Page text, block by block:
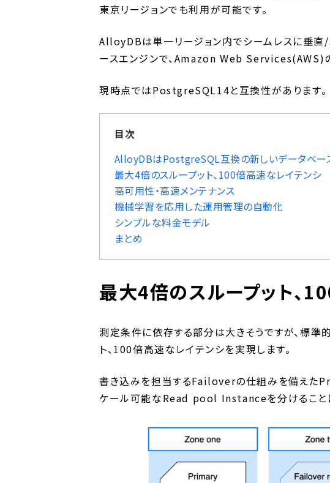
東京リージョンでも利用が可能です。
AlloyDBは単一リージョン内でシームレスに垂
ースエンジンで、Amazon Web Services(AWS)
現時点ではPostgreSQL14と互換性があります。
目次
AlloyDBはPostgreSQL互換の新しいデータベー
最大4倍のスループット、100倍高速なレイテンシ
高可用性・高速メンテナンス
機械学習を応用した運用管理の自動化
シンプルな料金モデル
まとめ
最大4倍のスループット、
測定条件に依存する部分は大きそうですが、標
ト、100倍高速なレイテンシを実現します。
書き込みを担当するFailoverの仕組みを備えた
ケール可能なRead pool Instanceを分けること